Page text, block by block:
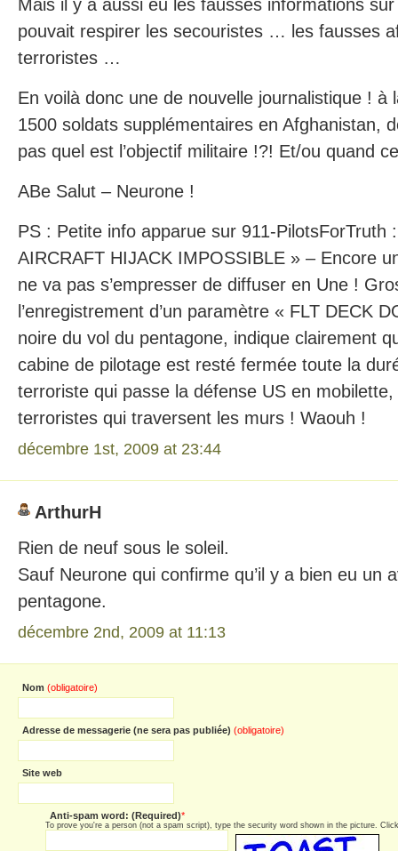
Mais il y a aussi eu les fausses informations sur
pouvait respirer les secouristes … les fausses
terroristes …
En voilà donc une de nouvelle journalistique ! à
1500 soldats supplémentaires en Afghanistan,
pas quel est l’objectif militaire !?! Et/ou quand
ABe Salut – Neurone !
PS : Petite info apparue sur 911-PilotsForTruth
AIRCRAFT HIJACK IMPOSSIBLE » – Encore
ne va pas s’empresser de diffuser en Une !
l’enregistrement d’un paramètre « FLT DECK
noire du vol du pentagone, indique clairement
cabine de pilotage est resté fermée toute la
terroriste qui passe la défense US en
terroristes qui traversent les murs ! Waouh !
décembre 1st, 2009 at 23:44
ArthurH
Rien de neuf sous le soleil.
Sauf Neurone qui confirme qu’il y a bien eu un
pentagone.
décembre 2nd, 2009 at 11:13
Nom (obligatoire)
Adresse de messagerie (ne sera pas publiée) (obligatoire)
Site web
Anti-spam word: (Required)*
To prove you're a person (not a spam script), type the security word shown in the picture.